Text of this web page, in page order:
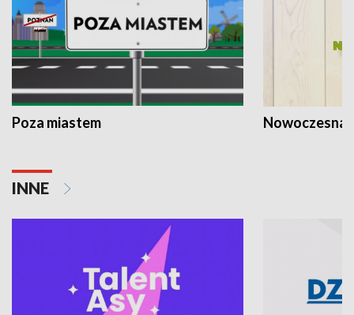
Poza miastem Nowoczesna
INNE